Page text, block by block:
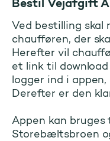
Bestil Vejafgift
Ved bestilling skal
chaufføren, der
Herefter vil
et link til
logger ind i
Derefter er den
Appen kan
Storebæltsbroen